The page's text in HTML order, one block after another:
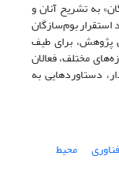
به تشریح آنان و
بوم‌سازگان
پژوهش، برای طیف
مختلف، فعالان
دستاوردهایی به
محیط